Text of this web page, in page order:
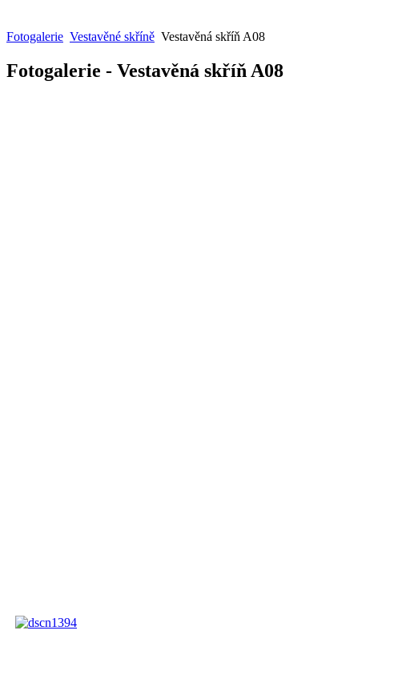
Fotogalerie Vestavěné skříně Vestavěná skříň A08
Fotogalerie - Vestavěná skříň A08